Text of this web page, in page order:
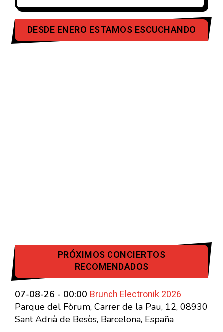
DESDE ENERO ESTAMOS ESCUCHANDO
PRÓXIMOS CONCIERTOS
RECOMENDADOS
07-08-26 - 00:00 Brunch Electronik 2026
Parque del Fòrum, Carrer de la Pau, 12, 08930
Sant Adrià de Besòs, Barcelona, España